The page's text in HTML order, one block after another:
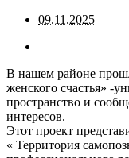
09.11.2025
В нашем районе
женского счастья» -
пространство и
интересов.
Этот проект
« Территория